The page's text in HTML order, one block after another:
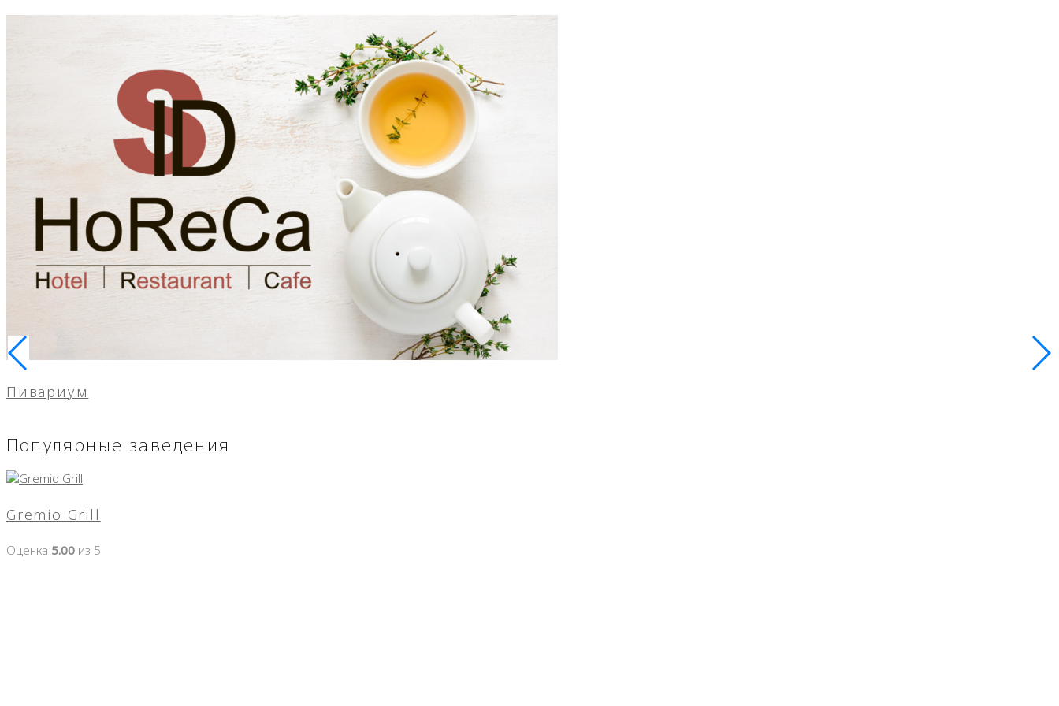
Пивариум
Популярные заведения
Gremio Grill
Оценка 5.00 из 5